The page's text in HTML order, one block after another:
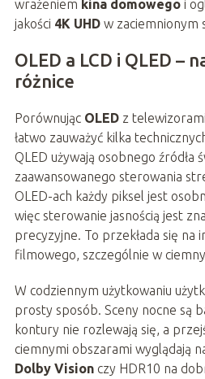
wrażeniem kina domowegoi
jakości 4K UHDw zaciemnionym
OLED a LCD i QLED –
różnice
Porównując OLEDz telewizorami
łatwo zauważyć kilka
QLED używają osobnego źródła
zaawansowanego sterowania
OLED-ach każdy piksel jest
więc sterowanie jasnością jest
precyzyjne. To przekłada się na
filmowego, szczególnie w
W codziennym użytkowaniu
prosty sposób. Sceny nocne są
kontury nie rozlewają się, a
ciemnymi obszarami wyglądają
Dolby Visionczy HDR10 na